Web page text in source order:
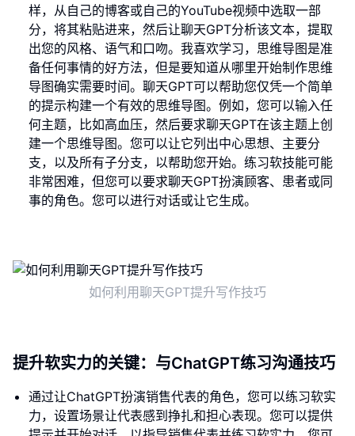
样，从自己的博客或自己的YouTube视频中选取一部
分，将其粘贴进来，然后让聊天GPT分析该文本，提取
出您的风格、语气和口吻。我喜欢学习，思维导图是准
备任何事情的好方法，但是要知道从哪里开始制作思维
导图确实需要时间。聊天GPT可以帮助您仅凭一个简单
的提示构建一个有效的思维导图。例如，您可以输入任
何主题，比如高血压，然后要求聊天GPT在该主题上创
建一个思维导图。您可以让它列出中心思想、主要分
支，以及所有子分支，以帮助您开始。练习软技能可能
非常困难，但您可以要求聊天GPT扮演顾客、患者或同
事的角色。您可以进行对话或让它生成。
如何利用聊天GPT提升写作技巧
提升软实力的关键：与ChatGPT练习沟通技巧
通过让ChatGPT扮演销售代表的角色，您可以练习软实
力，设置场景让代表感到挣扎和担心表现。您可以提供